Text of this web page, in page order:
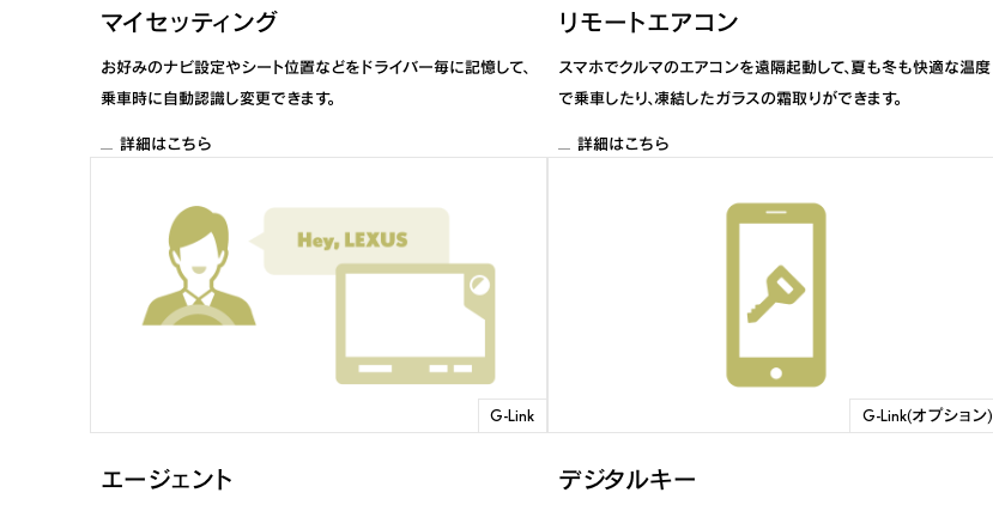
ES500e/ES350e
ES350h2026年6月～
IS 2026年1月～
IS 2020年11月～2025年12月
LC2023年6月～
LC
マイセッティング
お好みのナビ設定やシート位置などをドライバー毎に記憶して、
乗車時に自動認識し変更できます。
詳細はこちら
リモートエアコン
スマホでクルマのエアコンを遠隔起動して、夏も冬も快適な温度
で乗車したり、凍結したガラスの霜取りができます。
詳細はこちら
G-Link
エージェント
G-Link(オプション)
デジタルキー